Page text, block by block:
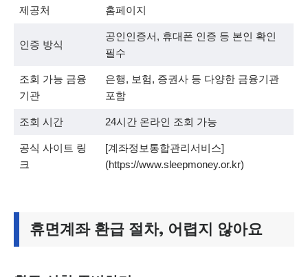
제공처
홈페이지
인증 방식
공인인증서, 휴대폰 인증 등 본인 확인
필수
조회 가능 금융
기관
은행, 보험, 증권사 등 다양한 금융기관
포함
조회 시간 24시간 온라인 조회 가능
공식 사이트 링
크
[계좌정보통합관리서비스]
(https://www.sleepmoney.or.kr)
휴면계좌 환급 절차, 어렵지 않아요